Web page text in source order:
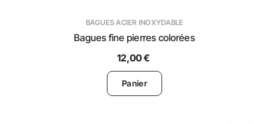
BAGUES ACIER INOXYDABLE
Bagues fine pierres colorées
12,00 €
Panier